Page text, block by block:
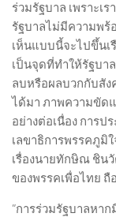
ร่วมรัฐบาล เพราะเ
รัฐบาลไม่มีความพร้
เห็นแบบนี้จะไปขึ้นเ
เป็นจุดที่ทำให้รัฐบา
ลบหรือผลบวกกับสัง
ได้มา ภาพความขัด
อย่างต่อเนื่อง การ
เลขาธิการพรรคภูมิ
เรื่องนายทักษิณ ชิน
ของพรรคเพื่อไทย ถื
”การร่วมรัฐบาลหา